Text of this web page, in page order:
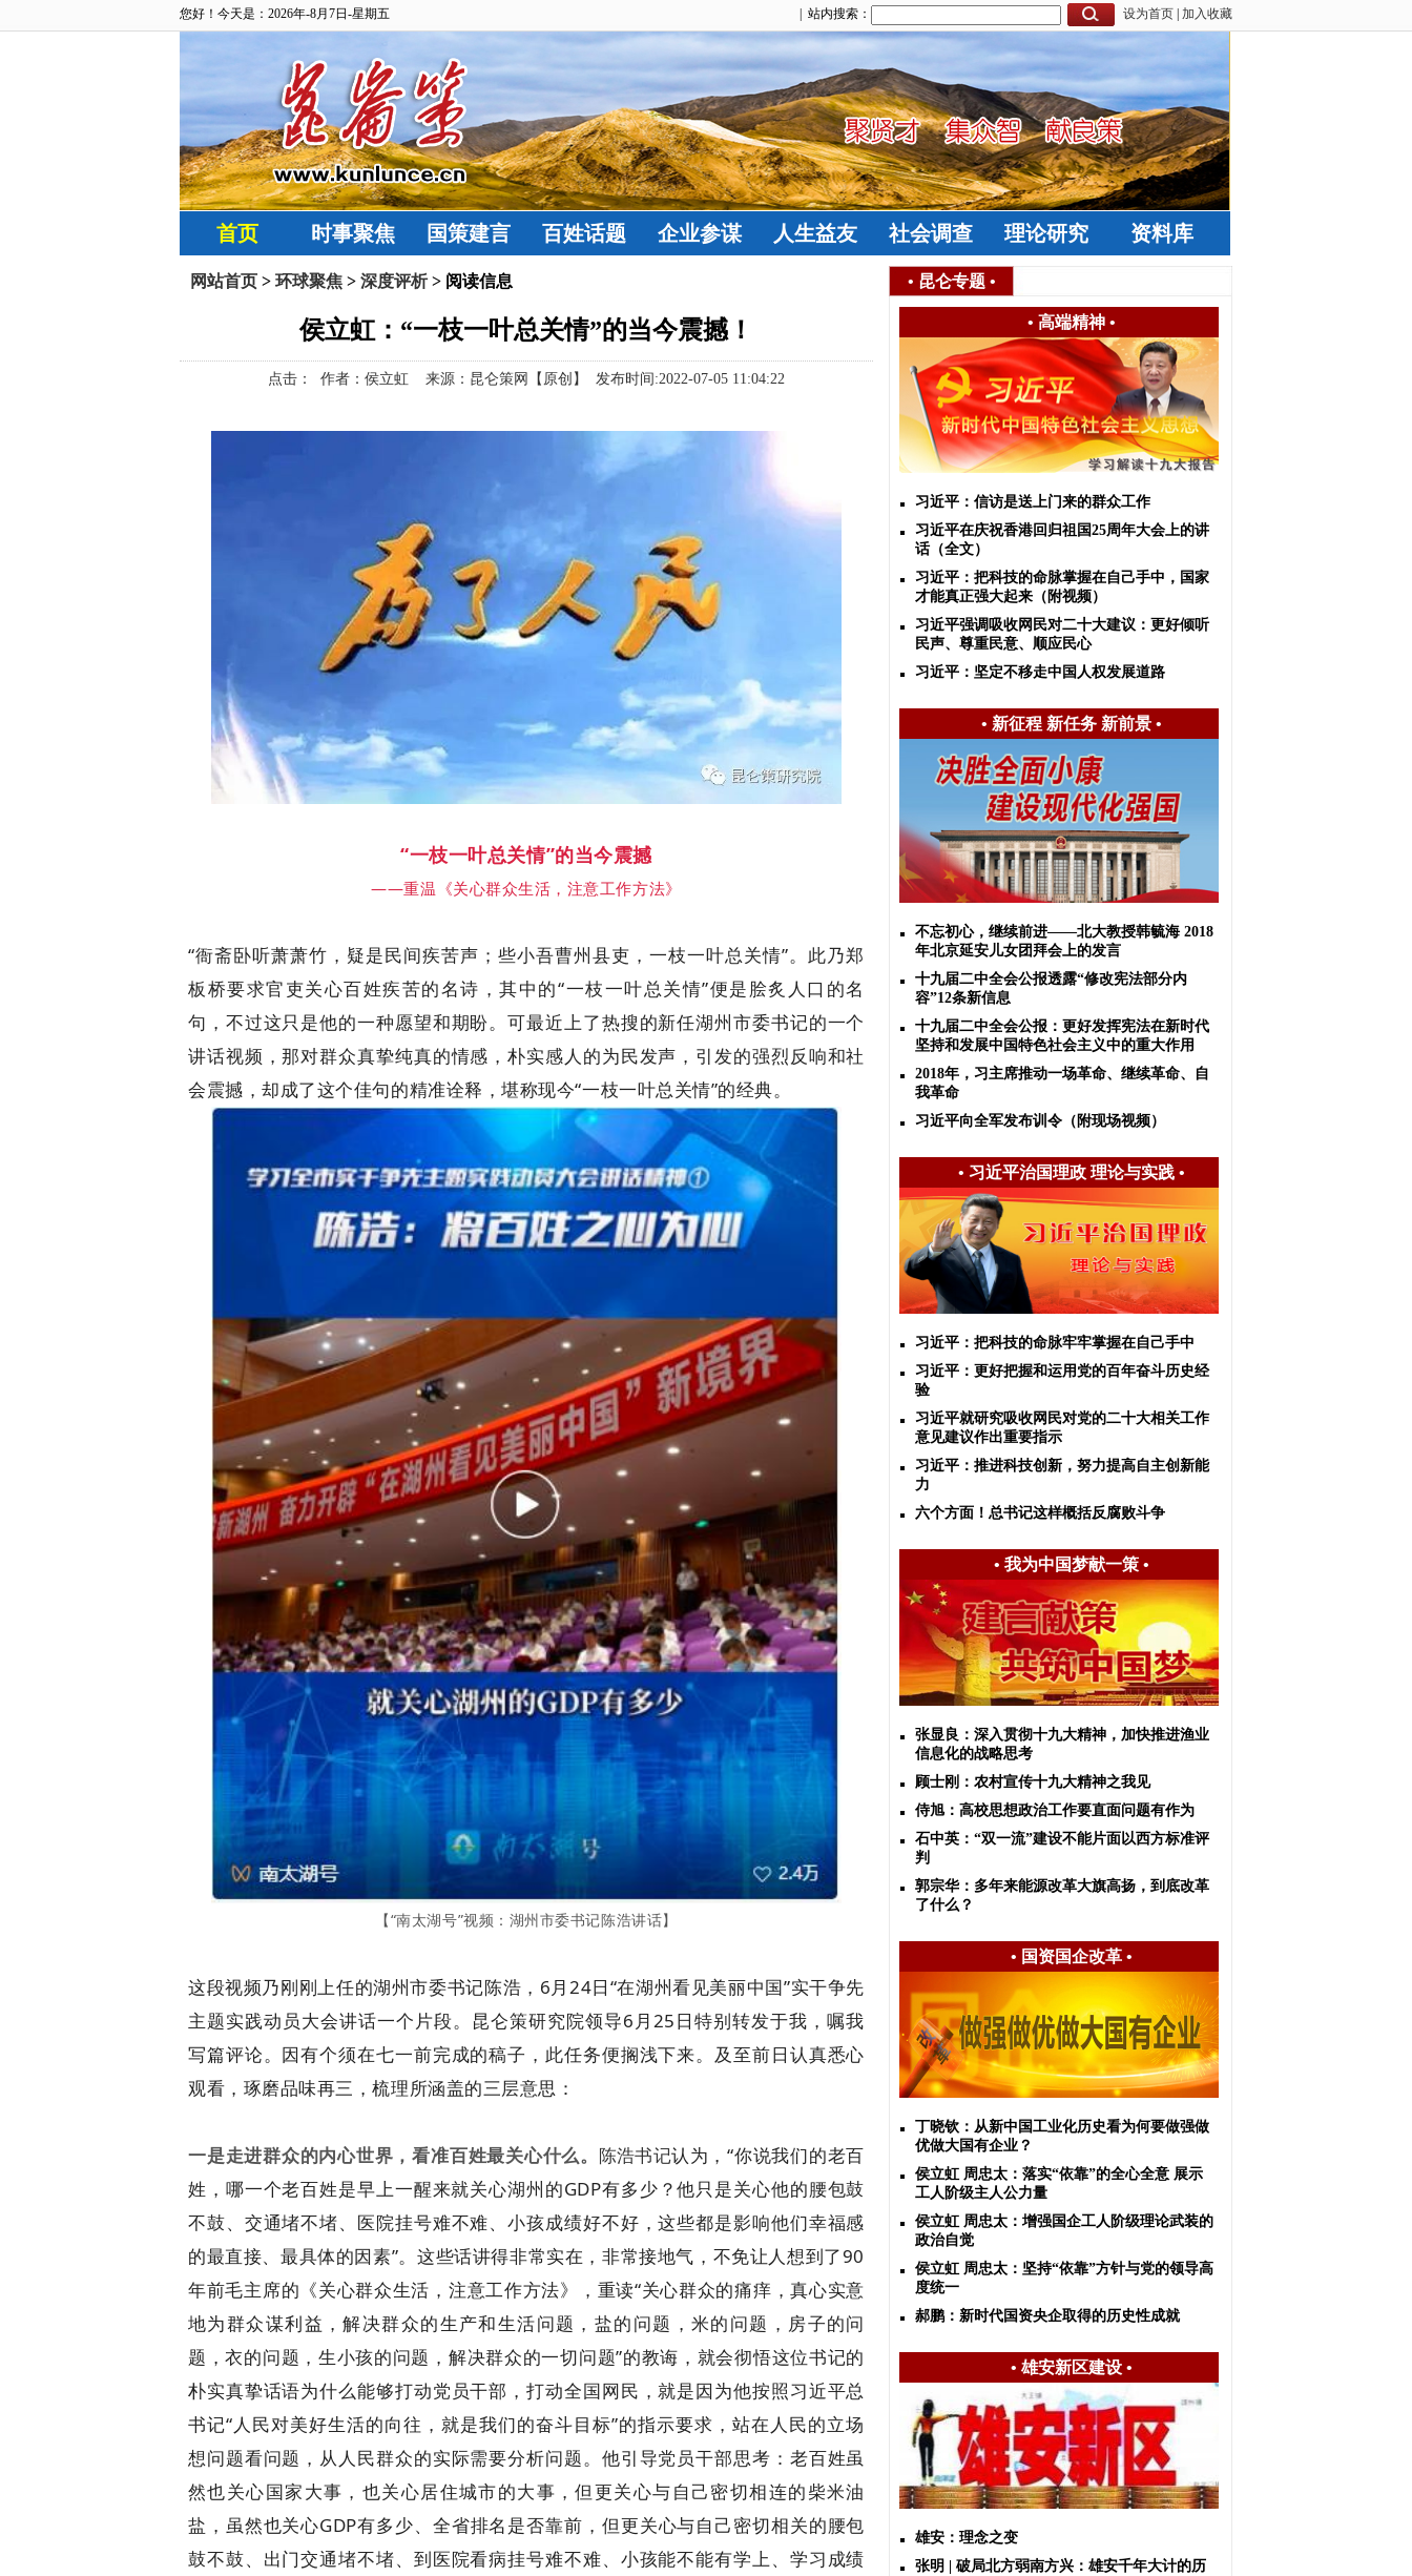
您好！今天是：2026年-8月7日-星期五 设为首页 加入收藏
| 站内搜索：
首页 时事聚焦 国策建言 百姓话题 企业参谋 人生益友 社会调查 理论研究 资料库
网站首页 > 环球聚焦 > 深度评析> 阅读信息
侯立虹：“一枝一叶总关情”的当今震撼！
点击： 作者：侯立虹 来源：昆仑策网【原创】 发布时间:2022-07-05 11:04:22
“一枝一叶总关情”的当今震撼
——重温《关心群众生活，注意工作方法》
“衙斋卧听萧萧竹，疑是民间疾苦声；些小吾曹州县吏，一枝一叶总关情”。此乃郑
板桥要求官吏关心百姓疾苦的名诗，其中的“一枝一叶总关情”便是脍炙人口的名
句，不过这只是他的一种愿望和期盼。可最近上了热搜的新任湖州市委书记的一个
讲话视频，那对群众真挚纯真的情感，朴实感人的为民发声，引发的强烈反响和社
会震撼，却成了这个佳句的精准诠释，堪称现今“一枝一叶总关情”的经典。
【“南太湖号”视频：湖州市委书记陈浩讲话】
这段视频乃刚刚上任的湖州市委书记陈浩，6月24日“在湖州看见美丽中国”实干争先
主题实践动员大会讲话一个片段。昆仑策研究院领导6月25日特别转发于我，嘱我
写篇评论。因有个须在七一前完成的稿子，此任务便搁浅下来。及至前日认真悉心
观看，琢磨品味再三，梳理所涵盖的三层意思：
一是走进群众的内心世界，看准百姓最关心什么。 陈浩书记认为，“你说我们的老百
姓，哪一个老百姓是早上一醒来就关心湖州的GDP有多少？他只是关心他的腰包鼓
不鼓、交通堵不堵、医院挂号难不难、小孩成绩好不好，这些都是影响他们幸福感
的最直接、最具体的因素”。这些话讲得非常实在，非常接地气，不免让人想到了90
年前毛主席的《关心群众生活，注意工作方法》，重读“关心群众的痛痒，真心实意
地为群众谋利益，解决群众的生产和生活问题，盐的问题，米的问题，房子的问
题，衣的问题，生小孩的问题，解决群众的一切问题”的教诲，就会彻悟这位书记的
朴实真挚话语为什么能够打动党员干部，打动全国网民，就是因为他按照习近平总
书记“人民对美好生活的向往，就是我们的奋斗目标”的指示要求，站在人民的立场
想问题看问题，从人民群众的实际需要分析问题。他引导党员干部思考：老百姓虽
然也关心国家大事，也关心居住城市的大事，但更关心与自己密切相连的柴米油
盐，虽然也关心GDP有多少、全省排名是否靠前，但更关心与自己密切相关的腰包
鼓不鼓、出门交通堵不堵、到医院看病挂号难不难、小孩能不能有学上、学习成绩
• 昆仑专题 •
• 高端精神•
习近平：信访是送上门来的群众工作
习近平在庆祝香港回归祖国25周年大会上的讲
话（全文）
习近平：把科技的命脉掌握在自己手中，国家
才能真正强大起来（附视频）
习近平强调吸收网民对二十大建议：更好倾听
民声、尊重民意、顺应民心
习近平：坚定不移走中国人权发展道路
• 新征程 新任务 新前景•
不忘初心，继续前进——北大教授韩毓海 2018
年北京延安儿女团拜会上的发言
十九届二中全会公报透露“修改宪法部分内
容”12条新信息
十九届二中全会公报：更好发挥宪法在新时代
坚持和发展中国特色社会主义中的重大作用
2018年，习主席推动一场革命、继续革命、自
我革命
习近平向全军发布训令（附现场视频）
• 习近平治国理政 理论与实践•
习近平：把科技的命脉牢牢掌握在自己手中
习近平：更好把握和运用党的百年奋斗历史经
验
习近平就研究吸收网民对党的二十大相关工作
意见建议作出重要指示
习近平：推进科技创新，努力提高自主创新能
力
六个方面！总书记这样概括反腐败斗争
• 我为中国梦献一策•
张显良：深入贯彻十九大精神，加快推进渔业
信息化的战略思考
顾士刚：农村宣传十九大精神之我见
侍旭：高校思想政治工作要直面问题有作为
石中英：“双一流”建设不能片面以西方标准评
判
郭宗华：多年来能源改革大旗高扬，到底改革
了什么？
• 国资国企改革•
丁晓钦：从新中国工业化历史看为何要做强做
优做大国有企业？
侯立虹 周忠太：落实“依靠”的全心全意 展示
工人阶级主人公力量
侯立虹 周忠太：增强国企工人阶级理论武装的
政治自觉
侯立虹 周忠太：坚持“依靠”方针与党的领导高
度统一
郝鹏：新时代国资央企取得的历史性成就
• 雄安新区建设•
雄安：理念之变
张明 | 破局北方弱南方兴：雄安千年大计的历